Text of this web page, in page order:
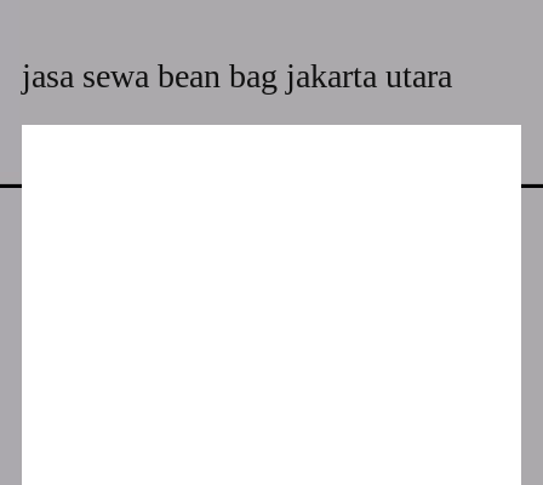
jasa sewa bean bag jakarta utara